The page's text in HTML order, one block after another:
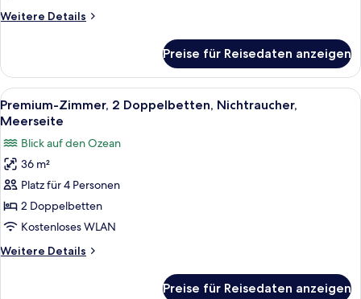
Non
View
anzeigen
Weitere Details
Weitere
Room,
Double
Beds,
Smoking,
Sunset
View
Preise für Reisedaten anzeigen
Alle
Fotos
Premium-
Zimmer,
2 Doppelbetten,
Nichtraucher,
Meerseite
anzeigen
Ein Hotelzimmer mit zwei Betten,
7
Premium-Zimmer, 2 Doppelbetten, Nichtraucher,
Meerseite
Blick auf den Ozean
36 m²
Platz für 4 Personen
2 Doppelbetten
Kostenloses WLAN
Weitere Details
Weitere
Preise für Reisedaten anzeigen